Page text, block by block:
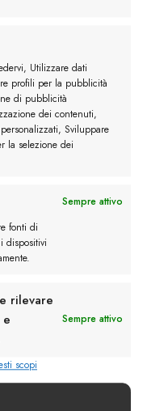
Utilizzare dati
profili per la pubblicità
di pubblicità
dei contenuti,
Sviluppare
la selezione dei
Sempre attivo
fonti di
dispositivi
rilevare
Sempre attivo
scopi
.
noi